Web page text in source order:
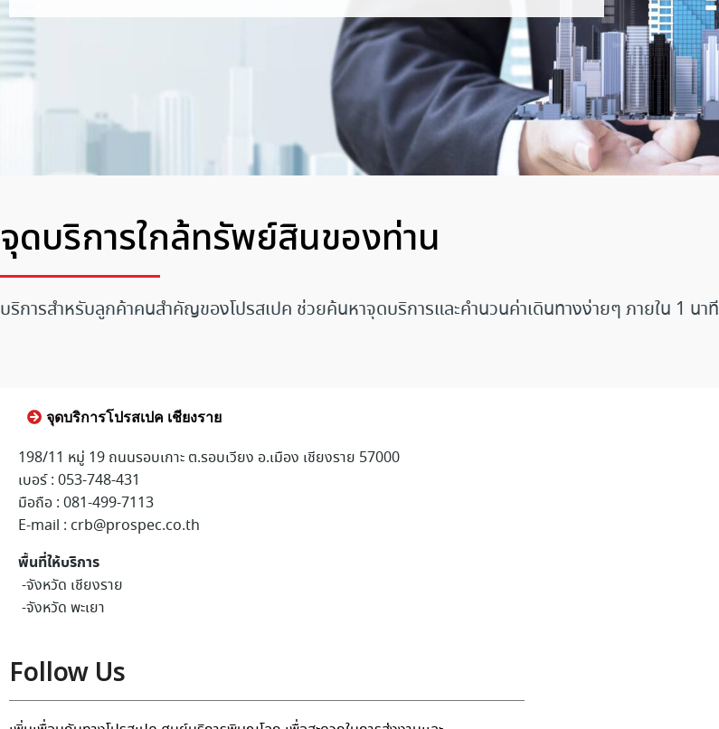
จุดบริการใกล้ทรัพย์สินของท่าน
บริการสำหรับลูกค้าคนสำคัญของโปรสเปค ช่วยค้นหาจุดบริการและคำนวนค่าเดินทางง่ายๆ ภายใน 1 นาที
จุดบริการโปรสเปค เชียงราย
198/11 หมู่ 19 ถนนรอบเกาะ ต.รอบเวียง อ.เมือง เชียงราย 57000
เบอร์ : 053-748-431
มือถือ : 081-499-7113
E-mail : crb@prospec.co.th
พื้นที่ให้บริการ
-จังหวัด เชียงราย
-จังหวัด พะเยา
Follow Us